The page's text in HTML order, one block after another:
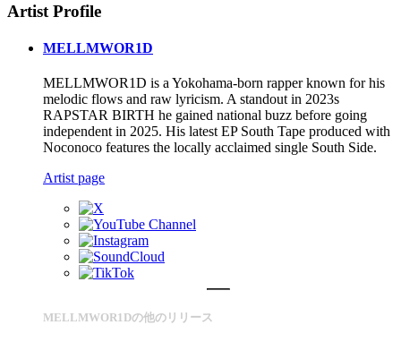
Artist Profile
MELLMWOR1D
MELLMWOR1D is a Yokohama-born rapper known for his
melodic flows and raw lyricism. A standout in 2023s
RAPSTAR BIRTH he gained national buzz before going
independent in 2025. His latest EP South Tape produced with
Noconoco features the locally acclaimed single South Side.
Artist page
MELLMWOR1Dの他のリリース